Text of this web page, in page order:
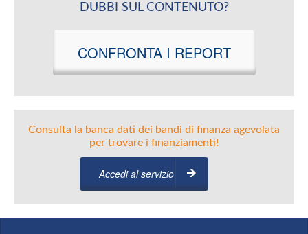
DUBBI SUL CONTENUTO?
CONFRONTA I REPORT
Consulta la banca dati dei bandi di finanza agevolata
per trovare i finanziamenti!
Accedi al servizio